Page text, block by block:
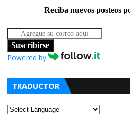
Reciba nuevos posteos
Suscribirse
Powered by
TRADUCTOR